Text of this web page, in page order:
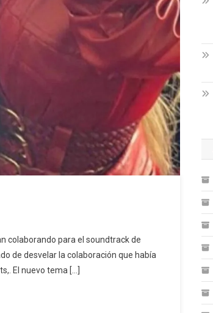
colaborando para el soundtrack de
de desvelar la colaboración que había
El nuevo tema […]